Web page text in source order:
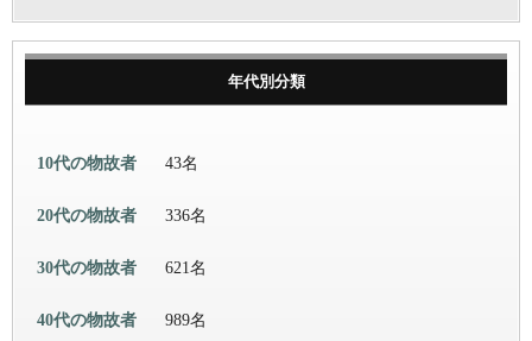
年代別分類
10代の物故者 43名
20代の物故者 336名
30代の物故者 621名
40代の物故者 989名